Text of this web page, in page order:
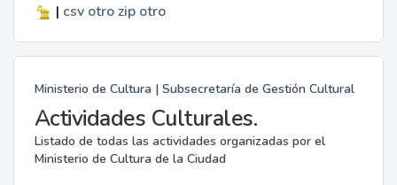
| csv otro zip otro
Ministerio de Cultura | Subsecretaría de Gestión Cultural
Actividades Culturales.
Listado de todas las actividades organizadas por el
Ministerio de Cultura de la Ciudad